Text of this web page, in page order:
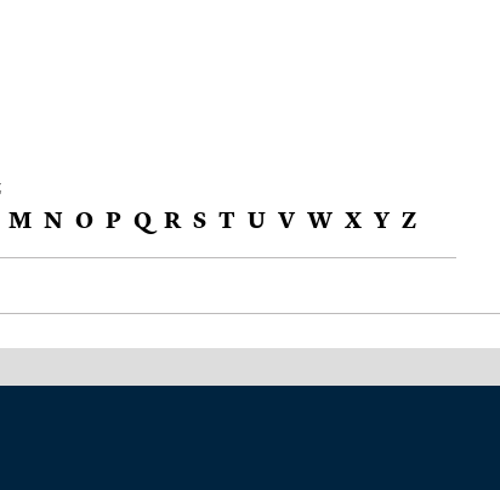
M N O P Q R S T U V W X Y Z